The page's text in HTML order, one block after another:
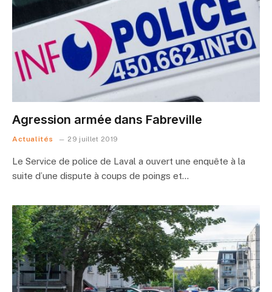
Agression armée dans Fabreville
Actualités 29 juillet 2019
Le Service de police de Laval a ouvert une enquête à la
suite d’une dispute à coups de poings et…